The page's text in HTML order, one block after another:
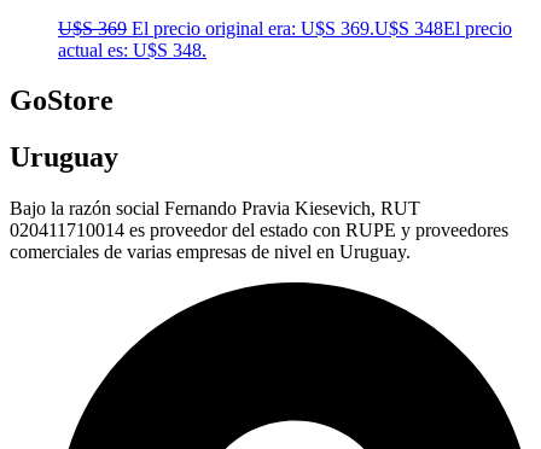
U$S369 El precio original era: U$S 369.U$S 348El precio
actual es: U$S 348.
GoStore
Uruguay
Bajo la razón social Fernando Pravia Kiesevich, RUT
020411710014 es proveedor del estado con RUPE y proveedores
comerciales de varias empresas de nivel en Uruguay.